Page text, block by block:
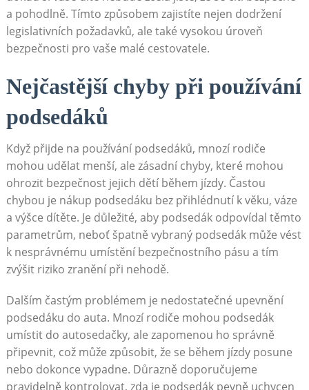
a pohodlně. Tímto způsobem zajistíte nejen dodržení
legislativních požadavků, ale také vysokou úroveň
bezpečnosti pro vaše malé cestovatele.
Nejčastější chyby při používání
podsedáků
Když přijde na používání podsedáků, mnozí rodiče
mohou udělat menší, ale zásadní chyby, které mohou
ohrozit bezpečnost jejich dětí během jízdy. Častou
chybou je nákup podsedáku bez přihlédnutí k věku, váze
a výšce dítěte. Je důležité, aby podsedák odpovídal těmto
parametrům, neboť špatně vybraný podsedák může vést
k nesprávnému umístění bezpečnostního pásu a tím
zvýšit riziko zranění při nehodě.
Dalším častým problémem je nedostatečné upevnění
podsedáku do auta. Mnozí rodiče mohou podsedák
umístit do autosedačky, ale zapomenou ho správně
připevnit, což může způsobit, že se během jízdy posune
nebo dokonce vypadne. Důrazně doporučujeme
pravidelně kontrolovat, zda je podsedák pevně uchycen